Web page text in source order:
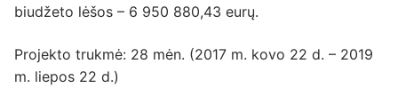
biudžeto lėšos – 6 950 880,43 eurų.
Projekto trukmė: 28 mėn. (2017 m. kovo 22 d. – 2019
m. liepos 22 d.)